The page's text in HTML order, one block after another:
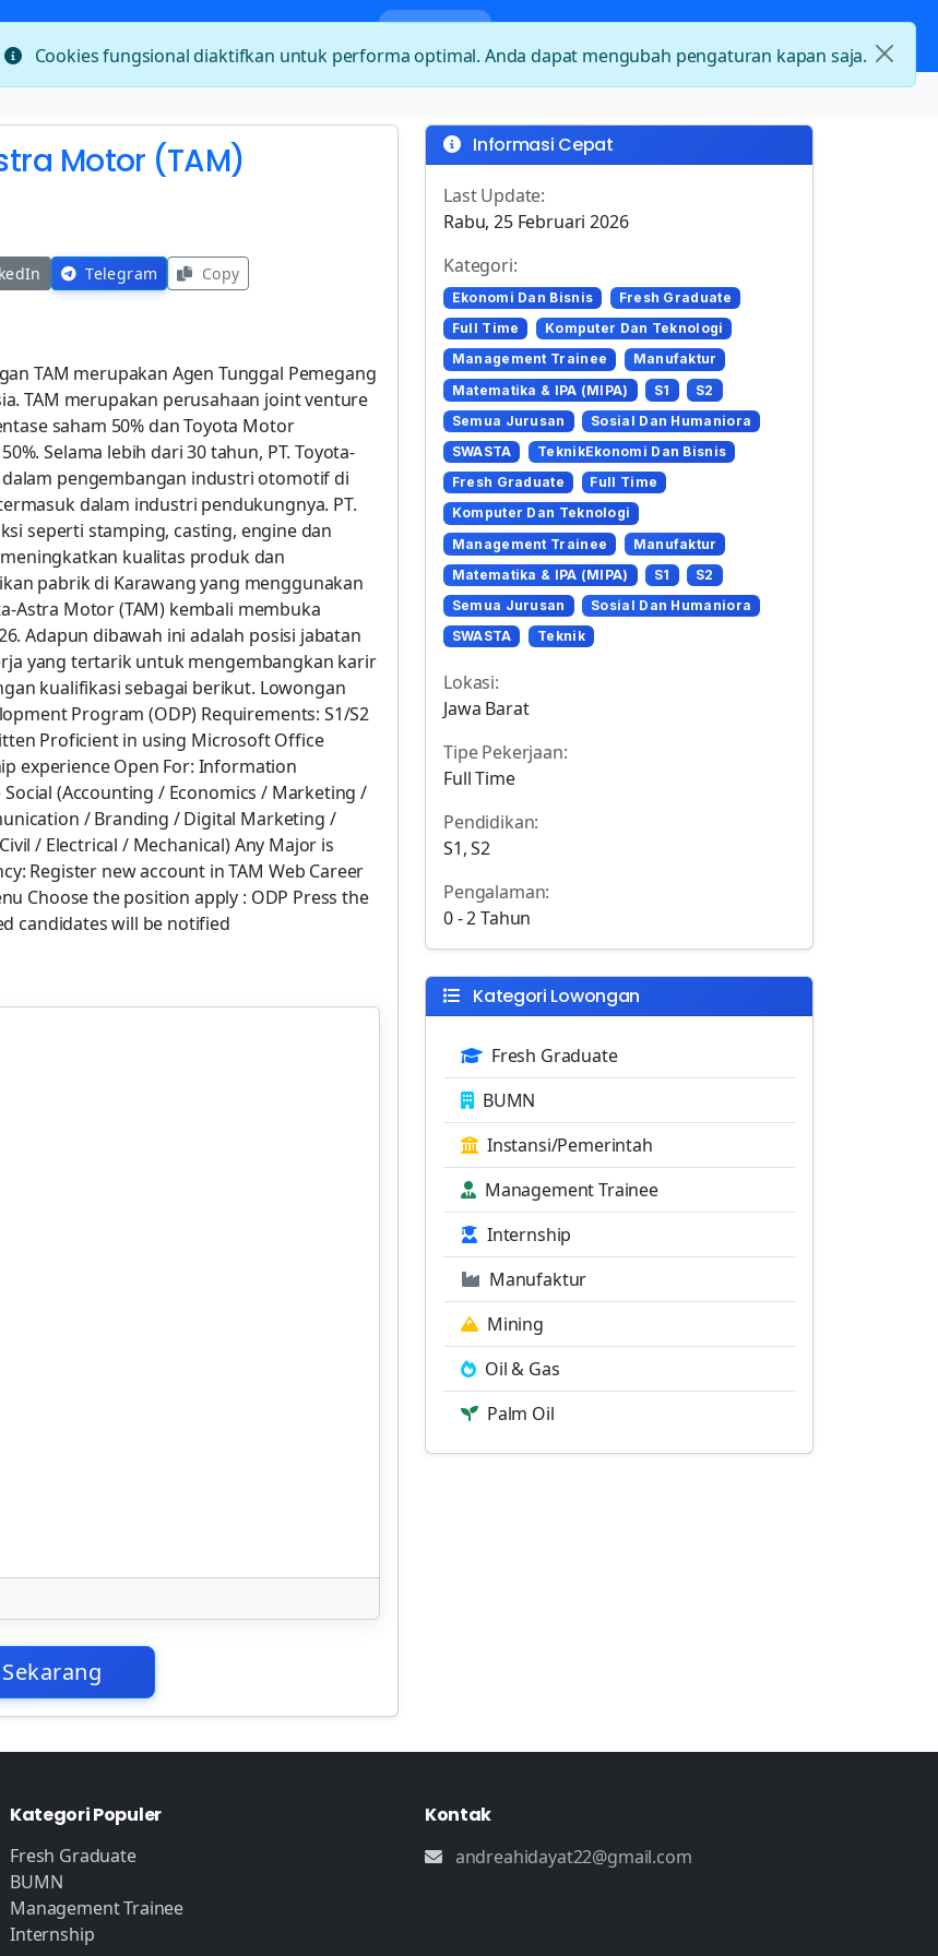
Motor (TAM)
Telegram Copy
TAM merupakan Agen Tunggal Pemegang
TAM merupakan perusahaan joint venture
saham 50% dan Toyota Motor
Selama lebih dari 30 tahun, PT. Toyota-
pengembangan industri otomotif di
dalam industri pendukungnya. PT.
seperti stamping, casting, engine dan
kualitas produk dan
pabrik di Karawang yang menggunakan
Astra Motor (TAM) kembali membuka
Adapun dibawah ini adalah posisi jabatan
yang tertarik untuk mengembangkan karir
kualifikasi sebagai berikut. Lowongan
Program (ODP) Requirements: S1/S2
Proficient in using Microsoft Office
experience Open For: Information
(Accounting / Economics / Marketing /
/ Branding / Digital Marketing /
/ Electrical / Mechanical) Any Major is
Register new account in TAM Web Career
Choose the position apply : ODP Press the
candidates will be notified
Informasi Cepat
Last Update:
Rabu, 25 Februari 2026
Kategori:
Ekonomi Dan Bisnis
Fresh Graduate
Full Time
Komputer Dan Teknologi
Management Trainee
Manufaktur
Matematika & IPA (MIPA)
S1
S2
Semua Jurusan
Sosial Dan Humaniora
SWASTA
TeknikEkonomi Dan Bisnis
Fresh Graduate
Full Time
Komputer Dan Teknologi
Management Trainee
Manufaktur
Matematika & IPA (MIPA)
S1
S2
Semua Jurusan
Sosial Dan Humaniora
SWASTA
Teknik
Lokasi:
Jawa Barat
Tipe Pekerjaan:
Full Time
Pendidikan:
S1, S2
Pengalaman:
0 - 2 Tahun
Kategori Lowongan
Fresh Graduate
BUMN
Instansi/Pemerintah
Management Trainee
Internship
Manufaktur
Mining
Oil & Gas
Palm Oil
Kategori Populer
Fresh Graduate
BUMN
Management Trainee
Internship
Kontak
andreahidayat22@gmail.com
Cookies fungsional diaktifkan untuk performa optimal. Anda dapat mengubah pengaturan kapan saja.